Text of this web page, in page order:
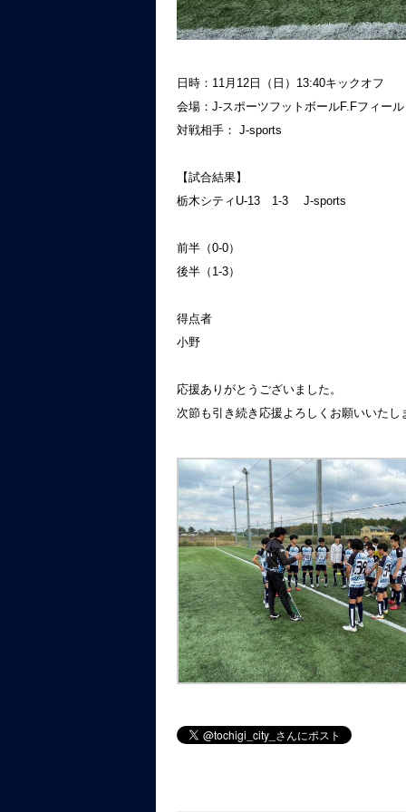
日時：11月12日（日）13:40キックオフ
会場：J-スポーツフットボールF.Fフィール
対戦相手： J-sports
【試合結果】
栃木シティU-13 1-3 J-sports
前半（0-0）
後半（1-3）
得点者
小野
応援ありがとうございました。
次節も引き続き応援よろしくお願いいたし